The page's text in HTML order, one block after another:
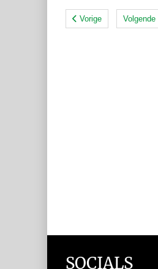
Vorige Volgende
SOCIALS